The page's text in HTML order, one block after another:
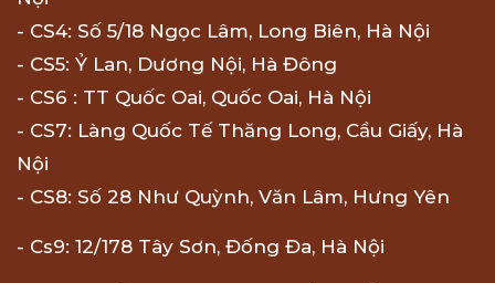
- CS4: Số 5/18 Ngọc Lâm, Long Biên, Hà Nội
- CS5: Ỷ Lan, Dương Nội, Hà Đông
- CS6 : TT Quốc Oai, Quốc Oai, Hà Nội
- CS7: Làng Quốc Tế Thăng Long, Cầu Giấy, Hà
Nội
- CS8: Số 28 Như Quỳnh, Văn Lâm, Hưng Yên
- Cs9: 12/178 Tây Sơn, Đống Đa, Hà Nội